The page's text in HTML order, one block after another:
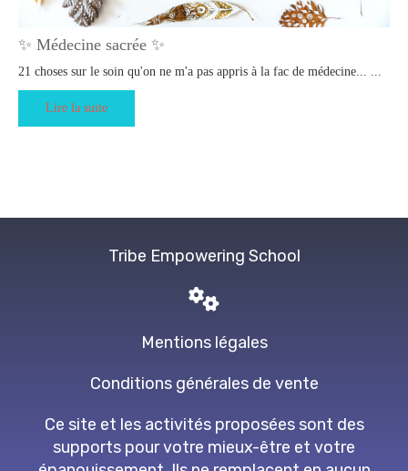
✨ Médecine sacrée ✨
21 choses sur le soin qu'on ne m'a pas appris à la fac de médecine... ...
Lire la suite
Tribe Empowering School
Mentions légales
Conditions générales de vente
Ce site et les activités proposées sont des
supports pour votre mieux-être et votre